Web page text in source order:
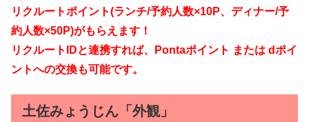
リクルートポイント(ランチ/予約人数×10P、ディナー/予
約人数×50P)がもらえます！
リクルートIDと連携すれば、Pontaポイント または dポイ
ントへの交換も可能です。
土佐みょうじん「外観」